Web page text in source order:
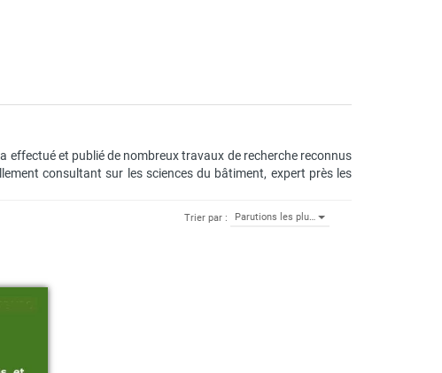
effectué et publié de nombreux travaux de recherche reconnus
consultant sur les sciences du bâtiment, expert près les
Trier par : Parutions les plu…